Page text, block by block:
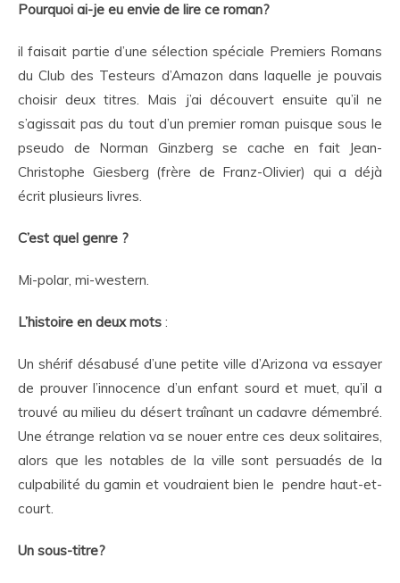
Pourquoi ai-je eu envie de lire ce roman?
il faisait partie d’une sélection spéciale Premiers Romans
du Club des Testeurs d’Amazon dans laquelle je pouvais
choisir deux titres. Mais j’ai découvert ensuite qu’il ne
s’agissait pas du tout d’un premier roman puisque sous le
pseudo de Norman Ginzberg se cache en fait Jean-
Christophe Giesberg (frère de Franz-Olivier) qui a déjà
écrit plusieurs livres.
C’est quel genre ?
Mi-polar, mi-western.
L’histoire en deux mots :
Un shérif désabusé d’une petite ville d’Arizona va essayer
de prouver l’innocence d’un enfant sourd et muet, qu’il a
trouvé au milieu du désert traînant un cadavre démembré.
Une étrange relation va se nouer entre ces deux solitaires,
alors que les notables de la ville sont persuadés de la
culpabilité du gamin et voudraient bien le pendre haut-et-
court.
Un sous-titre?